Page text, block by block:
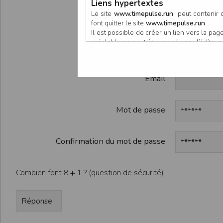
Email
Mot de passe
Confirmation du mot de passe
Combien font 8 1 ? (question de sécurité)
Liens hypertextes
Le site www.timepulse.run peut contenir
font quitter le site www.timepulse.run
Il est possible de créer un lien vers la
préalable ne peut être exigée par
nouvelle fenêtre du navigateur.
Responsabilité de l’éditeur
L’EDITEUR se réserve le droit de les
particulier, ils peuvent avoir fait l’objet
L’utilisation des informations et/ou
informations et/ou documents disponibles